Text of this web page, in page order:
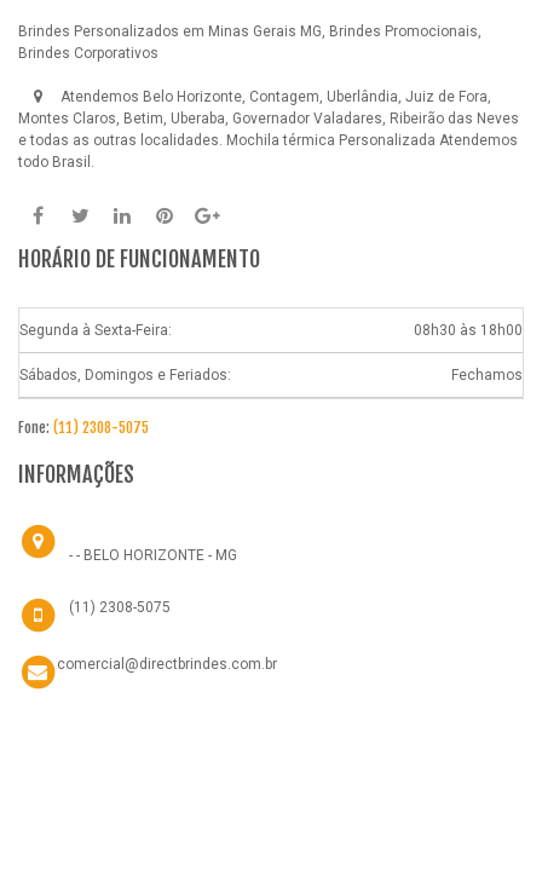
Brindes Personalizados em Minas Gerais MG, Brindes Promocionais,
Brindes Corporativos
Atendemos Belo Horizonte, Contagem, Uberlândia, Juiz de Fora,
Montes Claros, Betim, Uberaba, Governador Valadares, Ribeirão das Neves
e todas as outras localidades. Mochila térmica Personalizada Atendemos
todo Brasil.
HORÁRIO DE FUNCIONAMENTO
Segunda à Sexta-Feira: 08h30 às 18h00
Sábados, Domingos e Feriados: Fechamos
Fone: (11) 2308-5075
INFORMAÇÕES
- - BELO HORIZONTE - MG
(11) 2308-5075
comercial@directbrindes.com.br